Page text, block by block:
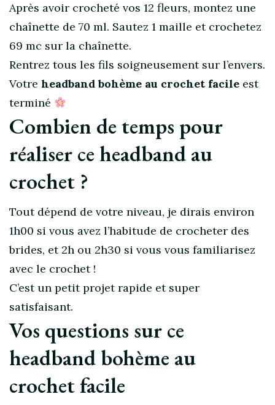
Après avoir crocheté vos 12 fleurs, montez une
chaînette de 70 ml. Sautez 1 maille et crochetez
69 mc sur la chaînette.
Rentrez tous les fils soigneusement sur l’envers.
Votre headband bohème au crochet facile est
terminé
Combien de temps pour
réaliser ce headband au
crochet ?
Tout dépend de votre niveau, je dirais environ
1h00 si vous avez l’habitude de crocheter des
brides, et 2h ou 2h30 si vous vous familiarisez
avec le crochet !
C’est un petit projet rapide et super
satisfaisant.
Vos questions sur ce
headband bohème au
crochet facile